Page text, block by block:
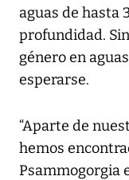
aguas de hasta
profundidad.
género en
esperarse.
“Aparte de
hemos
Psammogorgia